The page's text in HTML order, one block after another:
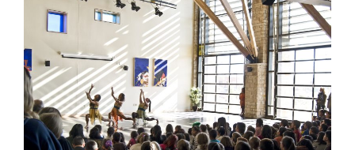
الصناعات الإبداعية في كولورادو
تؤمن CCI بقوة الإبداع في إلهام الروابط الإنسانية